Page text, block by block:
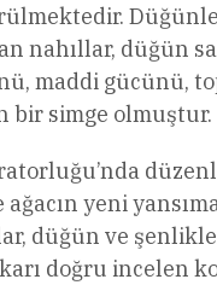
nahıllar, düğün
maddi gücünü,
bir simge olmuştur.
yeni
düğün ve
doğru incelen